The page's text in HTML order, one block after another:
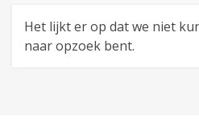
Het lijkt er op dat we niet
naar opzoek bent.